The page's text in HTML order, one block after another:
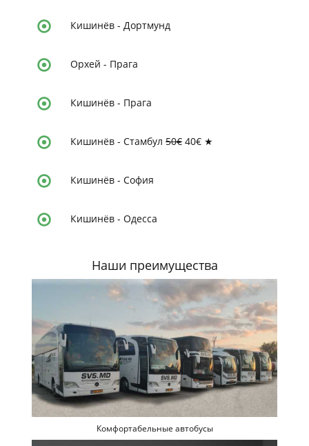
Кишинёв - Дортмунд
Орхей - Прага
Кишинёв - Прага
Кишинёв - Стамбул 50€ 40€ ★
Кишинёв - София
Кишинёв - Одесса
Наши преимущества
Комфортабельные автобусы